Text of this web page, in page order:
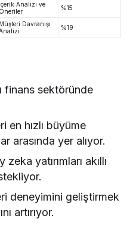
İçerik Analizi ve
Öneriler
%15
Müşteri Davranışı
%19
finans sektöründe
en hızlı büyüme
arasında yer alıyor.
yatırımları akıllı
deneyimini geliştirmek
artırıyor.